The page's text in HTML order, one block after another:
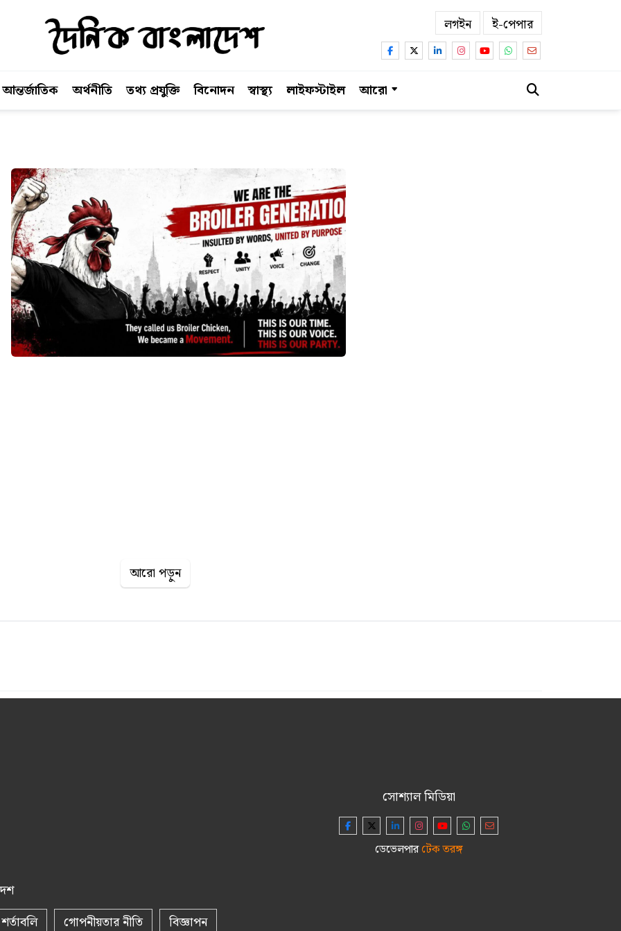
লগইন ই-পেপার
আন্তর্জাতিক অর্থনীতি তথ্য প্রযুক্তি বিনোদন স্বাস্থ্য লাইফস্টাইল আরো
আরো পড়ুন
গোপনীয়তার নীতি বিজ্ঞাপন
সোশ্যাল মিডিয়া
ডেভেলপারটেক তরঙ্গ